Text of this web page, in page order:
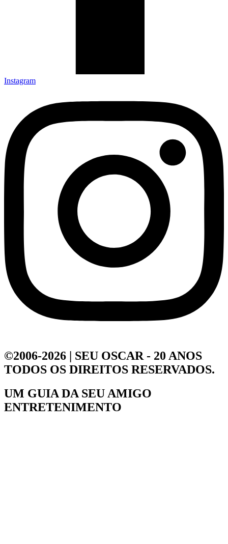
Instagram
©2006-2026 | SEU OSCAR - 20 ANOS
TODOS OS DIREITOS RESERVADOS.
UM GUIA DA SEU AMIGO
ENTRETENIMENTO